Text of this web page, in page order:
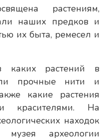
растениям,
наших предков и
их быта, ремесел и
каких растений в
прочные нити и
какие растения
красителями. На
находок
археологии